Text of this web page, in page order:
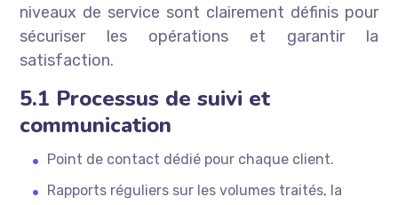
niveaux de service sont clairement définis pour
sécuriser les opérations et garantir la
satisfaction.
5.1 Processus de suivi et
communication
Point de contact dédié pour chaque client.
Rapports réguliers sur les volumes traités, la